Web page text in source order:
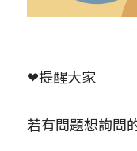
❤提醒大家
若有問題想詢問